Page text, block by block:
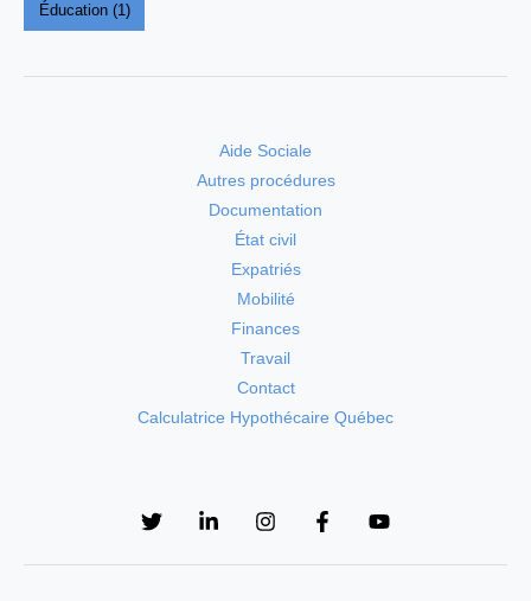
Éducation(1)
Aide Sociale
Autres procédures
Documentation
État civil
Expatriés
Mobilité
Finances
Travail
Contact
Calculatrice Hypothécaire Québec